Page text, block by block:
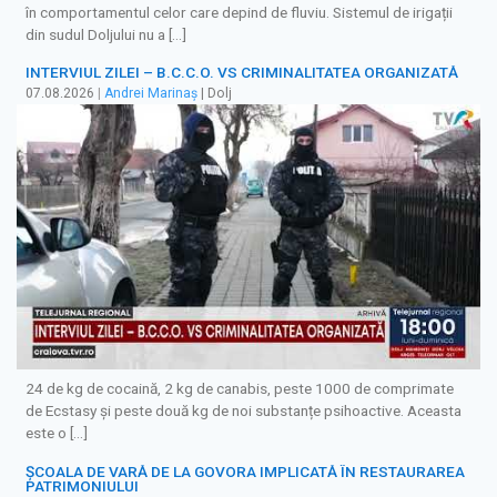
în comportamentul celor care depind de fluviu. Sistemul de irigații
din sudul Doljului nu a […]
INTERVIUL ZILEI – B.C.C.O. VS CRIMINALITATEA ORGANIZATĂ
07.08.2026 Andrei Marinaș | Dolj
24 de kg de cocaină, 2 kg de canabis, peste 1000 de comprimate
de Ecstasy și peste două kg de noi substanțe psihoactive. Aceasta
este o […]
ȘCOALA DE VARĂ DE LA GOVORA IMPLICATĂ ÎN RESTAURAREA
PATRIMONIULUI